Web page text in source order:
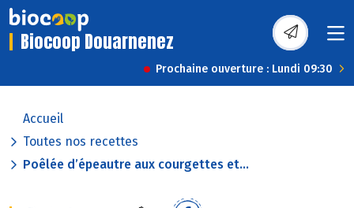
Biocoop Douarnenez
Prochaine ouverture : Lundi 09:30
Accueil
Toutes nos recettes
Poêlée d’épeautre aux courgettes et...